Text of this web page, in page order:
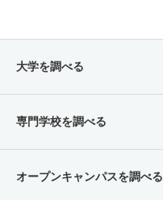
大学を調べる
専門学校を調べる
オープンキャンパスを調べる